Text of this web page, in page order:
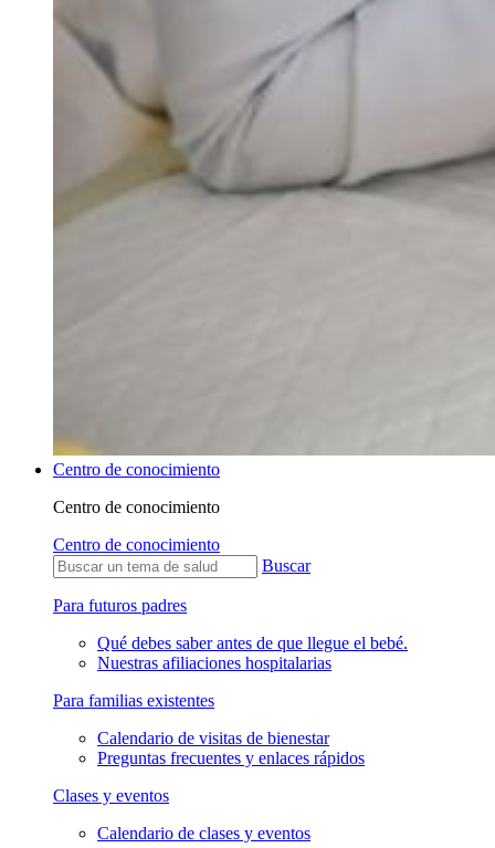
Centro de conocimiento
Centro de conocimiento
Centro de conocimiento
Buscar
Para futuros padres
Qué debes saber antes de que llegue el bebé.
Nuestras afiliaciones hospitalarias
Para familias existentes
Calendario de visitas de bienestar
Preguntas frecuentes y enlaces rápidos
Clases y eventos
Calendario de clases y eventos